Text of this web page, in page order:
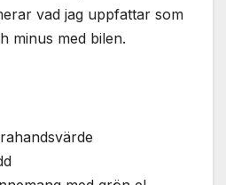
vad jag uppfattar som
minus med bilen.
Statistik
funktionalitet